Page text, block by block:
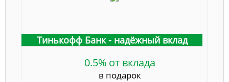
Тинькофф Банк - надёжный вклад
0.5% от вклада
в подарок